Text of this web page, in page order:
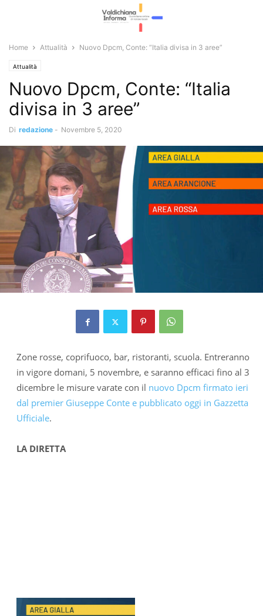
Home Attualità Nuovo Dpcm, Conte: “Italia divisa in 3 aree”
Attualità
Nuovo Dpcm, Conte: “Italia
divisa in 3 aree”
Di redazione - Novembre 5, 2020
Zone rosse, coprifuoco, bar, ristoranti, scuola. Entreranno
in vigore domani, 5 novembre, e saranno efficaci fino al 3
dicembre le misure varate con il nuovo Dpcm firmato ieri
dal premier Giuseppe Conte e pubblicato oggi in Gazzetta
Ufficiale.
LA DIRETTA